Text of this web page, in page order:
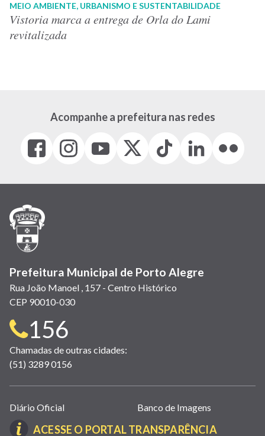
MEIO AMBIENTE, URBANISMO E SUSTENTABILIDADE
Vistoria marca a entrega de Orla do Lami
revitalizada
Acompanhe a prefeitura nas redes
Facebook
(link
em
janela)
Instagram
(link
em
(link
em
(Antigo
(link
Tiktok
(link
em
LinkedIn
(link
em
(link
em
Prefeitura Municipal de Porto Alegre
Rua João Manoel , 157 - Centro Histórico
CEP 90010-030
Telefone
para
contato:
156
Chamadas de outras cidades:
(51) 3289 0156
Links
úteis
Diário Oficial Banco de Imagens
ACESSE O PORTAL TRANSPARÊNCIA(LINK